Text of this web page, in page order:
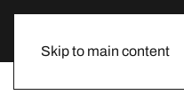
Skip to main content